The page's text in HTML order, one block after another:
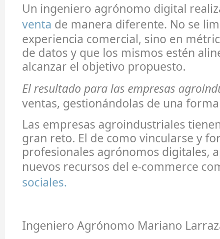
Un ingeniero agrónomo digital
venta de manera diferente. No se
experiencia comercial, sino en
de datos y que los mismos estén
alcanzar el objetivo propuesto.
El resultado para las empresas
ventas, gestionándolas de una
Las empresas agroindustriales
gran reto. El de como vincularse y
profesionales agrónomos digitales,
nuevos recursos del e-commerce
sociales.
Ingeniero Agrónomo Mariano